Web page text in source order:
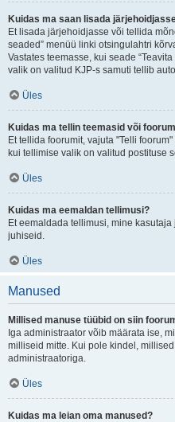
Kuidas ma saan lisada
Et lisada järjehoidjasse või tellida
seaded” menüü linki otsingulahtri
Vastates teemasse, kui seade
valik on valitud KJP-s samuti tellib
Üles
Kuidas ma tellin teemasid või
Et tellida foorumit, vajuta "Telli
kui tellimise valik on valitud postituse
Üles
Kuidas ma eemaldan tellimusi?
Et eemaldada tellimusi, mine
juhiseid.
Üles
Manused
Millised manuse tüübid on siin
Iga administraator võib määrata ise,
milliseid mitte. Kui pole kindel,
administraatoriga.
Üles
Kuidas ma leian oma manused?